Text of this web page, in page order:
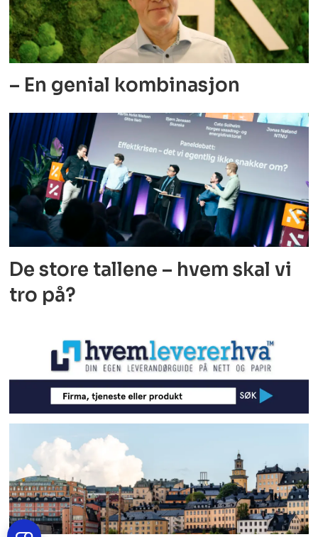
– En genial kombinasjon
De store tallene – hvem skal vi
tro på?